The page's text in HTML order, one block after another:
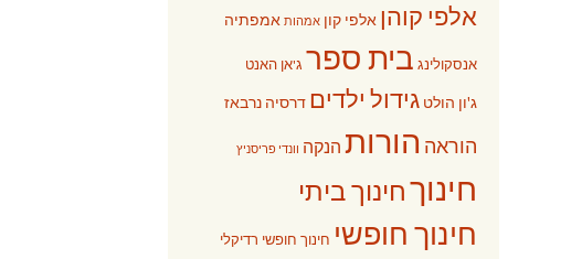
אלפי קוהן אלפי קון אמהות אמפתיה
אנסקולינג בית ספר ג'אן האנט
ג'ון הולט גידול ילדים דרסיה נרבאז
הוראה הורות הנקה וונדי פריסניץ
חינוךחינוך ביתי
חינוך חופשי חינוך חופשי רדיקלי